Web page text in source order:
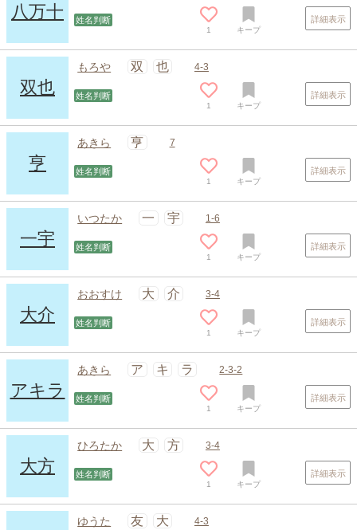
八万十 姓名判断
1 キープ
詳細表示
双也
もろや 双 也 4-3
姓名判断
1 キープ
詳細表示
亨
あきら 亨 7
姓名判断
1 キープ
詳細表示
一宇
いつたか 一 宇 1-6
姓名判断
1 キープ
詳細表示
大介
おおすけ 大 介 3-4
姓名判断
1 キープ
詳細表示
アキラ
あきら ア キ ラ 2-3-2
姓名判断
1 キープ
詳細表示
大方
ひろたか 大 方 3-4
姓名判断
1 キープ
詳細表示
ゆうた 友 大 4-3